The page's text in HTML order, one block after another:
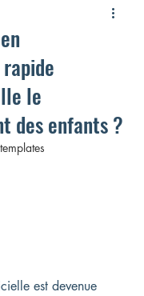
le
des enfants ?
est devenue